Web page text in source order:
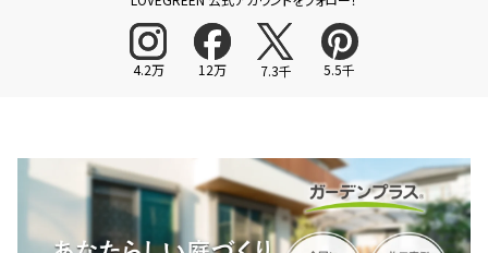
4.2万 12万 7.3千 5.5千